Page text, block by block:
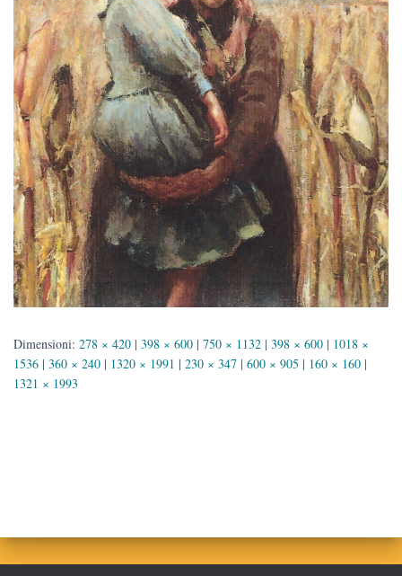
Dimensioni: 278 × 420 | 398 × 600 | 750 × 1132 | 398 × 600 | 1018 ×
1536 | 360 × 240 | 1320 × 1991 | 230 × 347 | 600 × 905 | 160 × 160 |
1321 × 1993